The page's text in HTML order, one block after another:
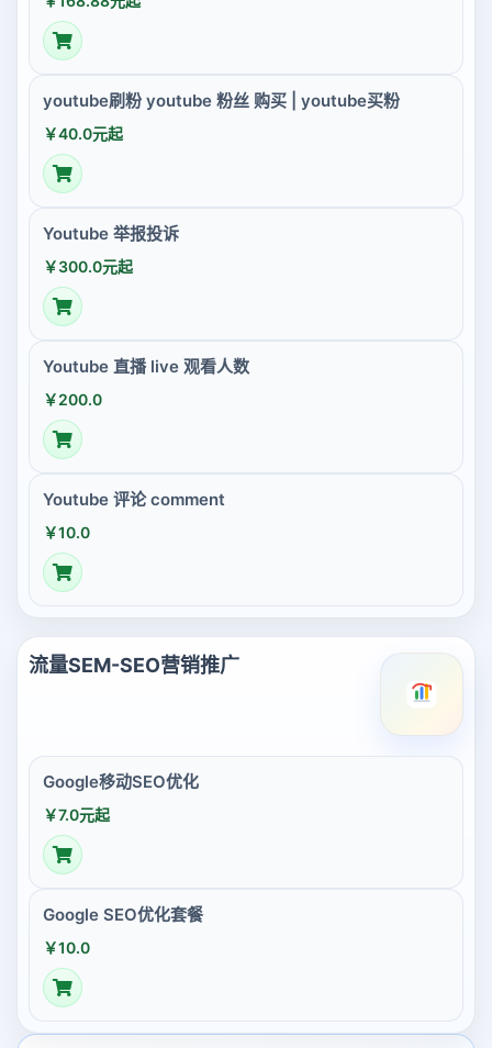
youtube刷粉 youtube 粉丝 购买 | youtube买粉
￥40.0元起
Youtube 举报投诉
￥300.0元起
Youtube 直播 live 观看人数
￥200.0
Youtube 评论 comment
￥10.0
流量SEM-SEO营销推广
Google移动SEO优化
￥7.0元起
Google SEO优化套餐
￥10.0